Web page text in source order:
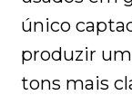
único
produzir
tons mais